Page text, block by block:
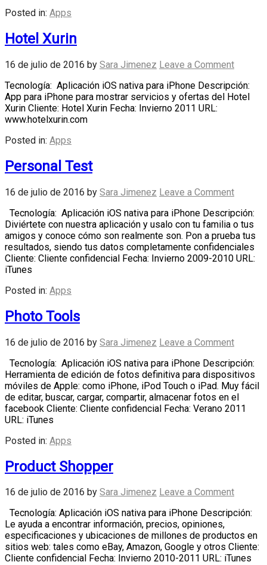
Posted in: Apps
Hotel Xurin
16 de julio de 2016 by Sara Jimenez Leave a Comment
Tecnología: Aplicación iOS nativa para iPhone Descripción:
App para iPhone para mostrar servicios y ofertas del Hotel
Xurin Cliente: Hotel Xurin Fecha: Invierno 2011 URL:
www.hotelxurin.com
Posted in: Apps
Personal Test
16 de julio de 2016 by Sara Jimenez Leave a Comment
Tecnología: Aplicación iOS nativa para iPhone Descripción:
Diviértete con nuestra aplicación y usalo con tu familia o tus
amigos y conoce cómo son realmente son. Pon a prueba tus
resultados, siendo tus datos completamente confidenciales
Cliente: Cliente confidencial Fecha: Invierno 2009-2010 URL:
iTunes
Posted in: Apps
Photo Tools
16 de julio de 2016 by Sara Jimenez Leave a Comment
Tecnología: Aplicación iOS nativa para iPhone Descripción:
Herramienta de edición de fotos definitiva para dispositivos
móviles de Apple: como iPhone, iPod Touch o iPad. Muy fácil
de editar, buscar, cargar, compartir, almacenar fotos en el
facebook Cliente: Cliente confidencial Fecha: Verano 2011
URL: iTunes
Posted in: Apps
Product Shopper
16 de julio de 2016 by Sara Jimenez Leave a Comment
Tecnología: Aplicación iOS nativa para iPhone Descripción:
Le ayuda a encontrar información, precios, opiniones,
especificaciones y ubicaciones de millones de productos en
sitios web: tales como eBay, Amazon, Google y otros Cliente:
Cliente confidencial Fecha: Invierno 2010-2011 URL: iTunes